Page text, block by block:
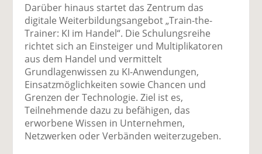
Darüber hinaus startet das Zentrum das
digitale Weiterbildungsangebot „Train-the-
Trainer: KI im Handel“. Die Schulungsreihe
richtet sich an Einsteiger und Multiplikatoren
aus dem Handel und vermittelt
Grundlagenwissen zu KI-Anwendungen,
Einsatzmöglichkeiten sowie Chancen und
Grenzen der Technologie. Ziel ist es,
Teilnehmende dazu zu befähigen, das
erworbene Wissen in Unternehmen,
Netzwerken oder Verbänden weiterzugeben.